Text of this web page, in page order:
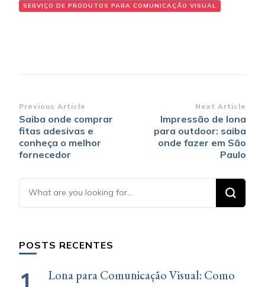
SERVIÇO DE PRODUTOS PARA COMUNICAÇÃO VISUAL
Post
Navigation
Previous Article
Saiba onde comprar
fitas adesivas e
conheça o melhor
fornecedor
Next Article
Impressão de lona
para outdoor: saiba
onde fazer em São
Paulo
Looking
for
POSTS RECENTES
Lona para Comunicação Visual: Como